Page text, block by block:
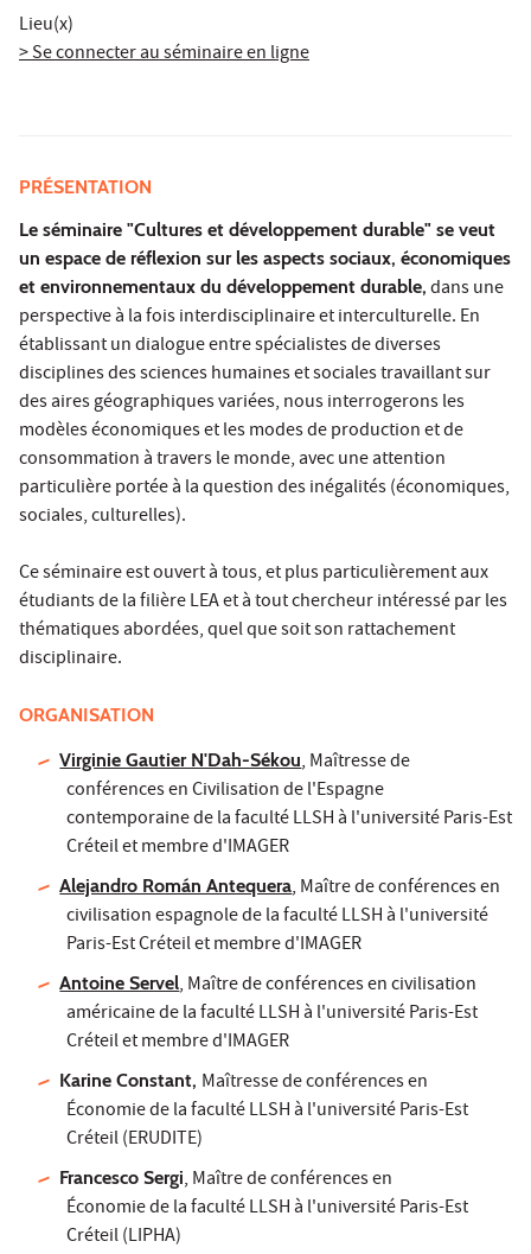
Lieu(x)
> Se connecter au séminaire en ligne
PRÉSENTATION
Le séminaire "Cultures et développement durable" se veut
un espace de réflexion sur les aspects sociaux, économiques
et environnementaux du développement durable, dans une
perspective à la fois interdisciplinaire et interculturelle. En
établissant un dialogue entre spécialistes de diverses
disciplines des sciences humaines et sociales travaillant sur
des aires géographiques variées, nous interrogerons les
modèles économiques et les modes de production et de
consommation à travers le monde, avec une attention
particulière portée à la question des inégalités (économiques,
sociales, culturelles).
Ce séminaire est ouvert à tous, et plus particulièrement aux
étudiants de la filière LEA et à tout chercheur intéressé par les
thématiques abordées, quel que soit son rattachement
disciplinaire.
ORGANISATION
Virginie Gautier N'Dah-Sékou, Maîtresse de
conférences en Civilisation de l'Espagne
contemporaine de la faculté LLSH à l'université Paris-Est
Créteil et membre d'IMAGER
Alejandro Román Antequera, Maître de conférences en
civilisation espagnole de la faculté LLSH à l'université
Paris-Est Créteil et membre d'IMAGER
Antoine Servel, Maître de conférences en civilisation
américaine de la faculté LLSH à l'université Paris-Est
Créteil et membre d'IMAGER
Karine Constant, Maîtresse de conférences en
Économie de la faculté LLSH à l'université Paris-Est
Créteil (ERUDITE)
Francesco Sergi, Maître de conférences en
Économie de la faculté LLSH à l'université Paris-Est
Créteil (LIPHA)